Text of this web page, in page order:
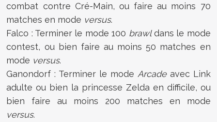
combat contre Cré-Main, ou faire au moins 70
matches en mode versus.
Falco : Terminer le mode 100 brawldans le mode
contest, ou bien faire au moins 50 matches en
mode versus.
Ganondorf : Terminer le mode Arcadeavec Link
adulte ou bien la princesse Zelda en difficile, ou
bien faire au moins 200 matches en mode
versus.